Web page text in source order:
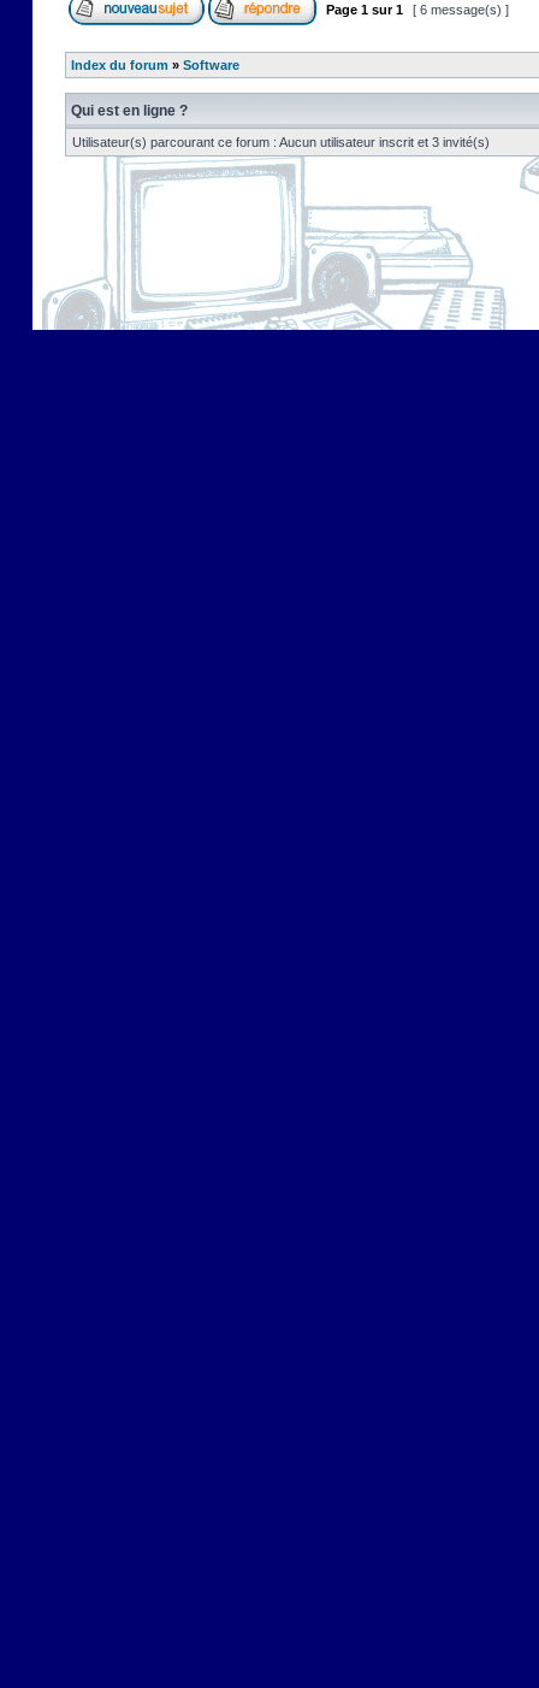
Page 1 sur1 [ 6 message(s) ]
Index du forum » Software
Qui est en ligne ?
Utilisateur(s) parcourant ce forum : Aucun utilisateur inscrit et 3 invité(s)